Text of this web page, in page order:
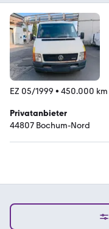
EZ 05/1999 • 450.000 km
Privatanbieter
44807 Bochum-Nord